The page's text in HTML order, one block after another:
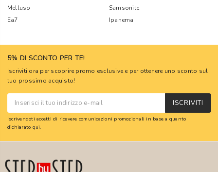
Melluso
Samsonite
Ea7
Ipanema
5% DI SCONTO PER TE!
Iscriviti ora per scoprire promo esclusive e per ottenere uno sconto sul
tuo prossimo acquisto!
ISCRIVITI
Iscrivendoti accetti di ricevere comunicazioni promozionali in base a quanto
dichiarato qui.